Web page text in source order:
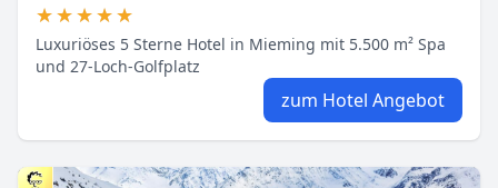
★★★★★
★★★★★
Luxuriöses 5 Sterne Hotel in Mieming mit 5.500 m² Spa
und 27-Loch-Golfplatz
zum Hotel Angebot